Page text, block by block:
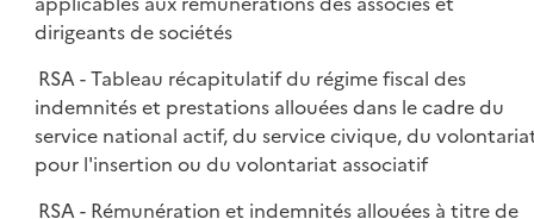
dirigeants de sociétés
RSA - Tableau récapitulatif du régime fiscal des
indemnités et prestations allouées dans le cadre du
service national actif, du service civique, du
pour l'insertion ou du volontariat associatif
RSA - Rémunération et indemnités allouées à titre de